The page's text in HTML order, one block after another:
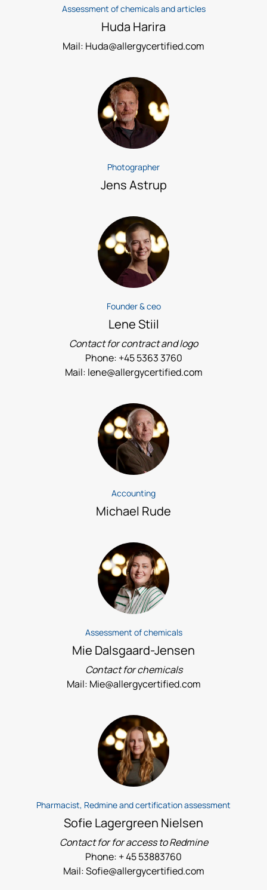
Assessment of chemicals and articles
Huda Harira
Mail: Huda@allergycertified.com
Photographer
Jens Astrup
Founder & ceo
Lene Stiil
Contact for contract and logo
Phone: +45 5363 3760
Mail: lene@allergycertified.com
Accounting
Michael Rude
Assessment of chemicals
Mie Dalsgaard-Jensen
Contact for chemicals
Mail: Mie@allergycertified.com
Pharmacist, Redmine and certification assessment
Sofie Lagergreen Nielsen
Contact for for access to Redmine
Phone: + 45 53883760
Mail: Sofie@allergycertified.com